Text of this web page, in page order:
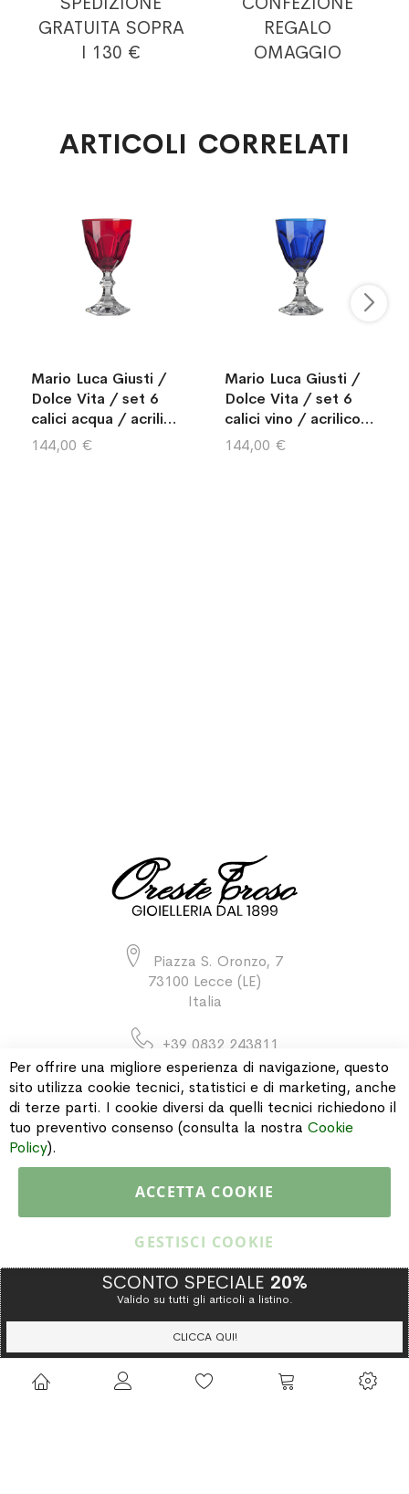
GRATUITA SOPRA
I 130 €
REGALO
OMAGGIO
ARTICOLI CORRELATI
Mario Luca Giusti /
Dolce Vita / set 6
calici acqua / acrilico
/ rosso
144,00 €
Mario Luca Giusti /
Dolce Vita / set 6
calici vino / acrilico /
blu
144,00 €
Piazza S. Oronzo, 7
73100 Lecce (LE)
Italia
+39 0832 243811
INFORMAZIONI
Copyright © 2015 Gioielleria Oreste Troso. All rights reserved. P. IVA
IT02064590751
Privacy Policy Cookie Policy
Per offrire una migliore esperienza di navigazione, questo
sito utilizza cookie tecnici, statistici e di marketing, anche
di terze parti. I cookie diversi da quelli tecnici richiedono il
tuo preventivo consenso (consulta la nostra Cookie
Policy).
ACCETTA COOKIE
GESTISCI COOKIE
SCONTO SPECIALE 20%
Valido su tutti gli articoli a listino.
CLICCA QUI!